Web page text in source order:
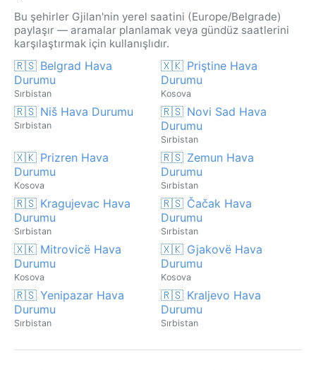
Bu şehirler Gjilan'nin yerel saatini (Europe/Belgrade)
paylaşır — aramalar planlamak veya gündüz saatlerini
karşılaştırmak için kullanışlıdır.
🇷🇸 Belgrad Hava
Durumu
Sırbistan
🇽🇰 Priştine Hava
Durumu
Kosova
🇷🇸 Niš Hava Durumu
Sırbistan
🇷🇸 Novi Sad Hava
Durumu
Sırbistan
🇽🇰 Prizren Hava
Durumu
Kosova
🇷🇸 Zemun Hava
Durumu
Sırbistan
🇷🇸 Kragujevac Hava
Durumu
Sırbistan
🇷🇸 Čačak Hava
Durumu
Sırbistan
🇽🇰 Mitrovicë Hava
Durumu
Kosova
🇽🇰 Gjakovë Hava
Durumu
Kosova
🇷🇸 Yenipazar Hava
Durumu
Sırbistan
🇷🇸 Kraljevo Hava
Durumu
Sırbistan